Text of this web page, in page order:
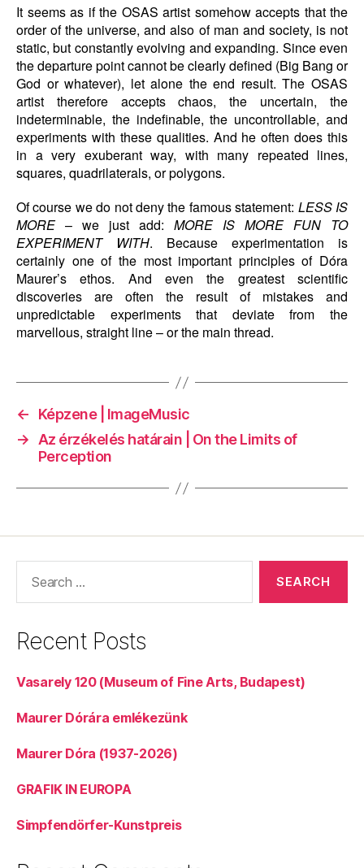
It seems as if the OSAS artist somehow accepts that the
order of the universe, and also of man and society, is not
static, but constantly evolving and expanding. Since even
the departure point cannot be clearly defined (Big Bang or
God or whatever), let alone the end result. The OSAS
artist therefore accepts chaos, the uncertain, the
indeterminable, the indefinable, the uncontrollable, and
experiments with these qualities. And he often does this
in a very exuberant way, with many repeated lines,
squares, quadrilaterals, or polygons.
Of course we do not deny the famous statement: LESS IS
MORE– we just add: MORE IS MORE FUN TO
EXPERIMENT WITH. Because experimentation is
certainly one of the most important principles of Dóra
Maurer’s ethos. And even the greatest scientific
discoveries are often the result of mistakes and
unpredictable experiments that deviate from the
marvellous, straight line – or the main thread.
←
Képzene | ImageMusic
→
Az érzékelés határain | On the Limits of
Perception
Recent Posts
Vasarely 120 (Museum of Fine Arts, Budapest)
Maurer Dórára emlékezünk
Maurer Dóra (1937-2026)
GRAFIK IN EUROPA
Simpfendörfer-Kunstpreis